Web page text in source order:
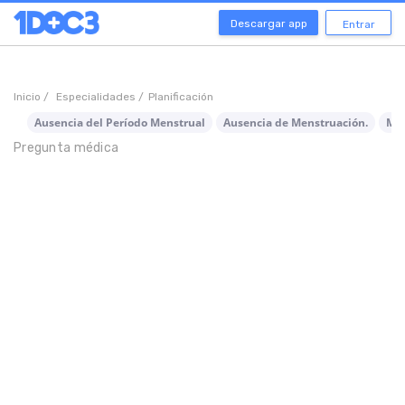
Descargar app Entrar
Inicio / Especialidades / Planificación
Ausencia del Período Menstrual Ausencia de Menstruación.
Pregunta médica